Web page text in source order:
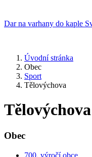
Dar na varhany do kaple
Úvodní stránka
Obec
Sport
Tělovýchova
Tělovýchova
Obec
700. výročí obce